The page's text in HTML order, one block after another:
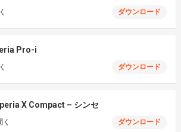
ダウンロード
Pro-i
ダウンロード
X Compact – シンセ
ダウンロード